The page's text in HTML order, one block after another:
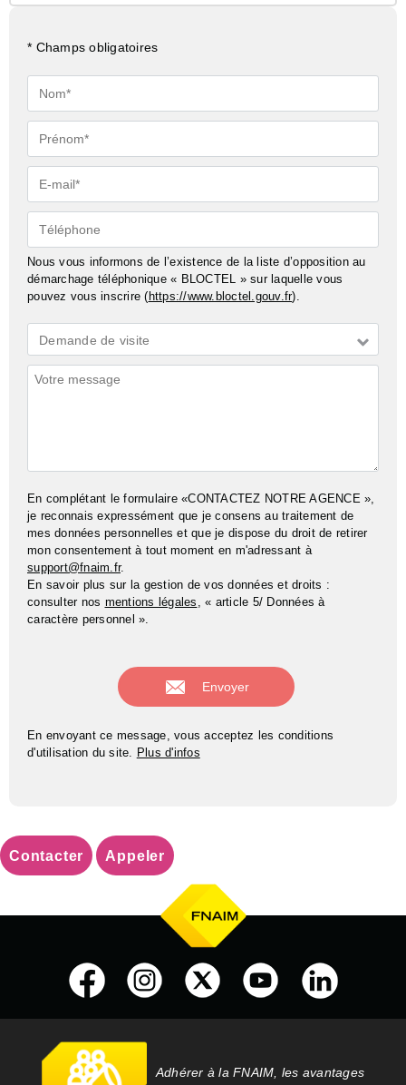
* Champs obligatoires
Nom*
Prénom*
E-
mail*
Téléphone
Nous vous informons de l’existence de la liste d’opposition au
démarchage téléphonique « BLOCTEL » sur laquelle vous
pouvez vous inscrire ( https://www.bloctel.gouv.fr).
Demande
*
Demande de visite
Commentaires
En complétant le formulaire «CONTACTEZ NOTRE AGENCE »,
je reconnais expressément que je consens au traitement de
mes données personnelles et que je dispose du droit de retirer
mon consentement à tout moment en m'adressant à
support@fnaim.fr.
En savoir plus sur la gestion de vos données et droits :
consulter nos mentions légales , « article 5/ Données à
caractère personnel ».
En envoyant ce message, vous acceptez les conditions
d'utilisation du site. Plus d'infos
Contacter Appeler
Adhérer à la FNAIM, les avantages